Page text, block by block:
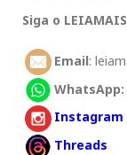
Siga o
Email:
WhatsApp:
Instagram
Threads